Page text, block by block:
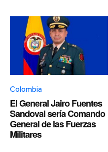
Colombia
El General Jairo Fuentes
Sandoval sería Comando
General de las Fuerzas
Militares